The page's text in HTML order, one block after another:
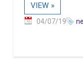
VIEW »
04/07/19